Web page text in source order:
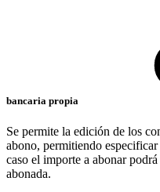
bancaria propia
Se permite la edición de los
abono, permitiendo
caso el importe a abonar
abonada.